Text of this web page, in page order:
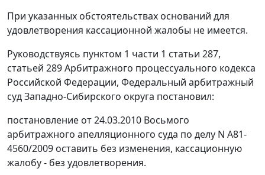
При указанных обстоятельствах оснований для
удовлетворения кассационной жалобы не имеется.
Руководствуясь пунктом 1 части 1 статьи 287,
статьей 289Арбитражного процессуального кодекса
Российской Федерации, Федеральный арбитражный
суд Западно-Сибирского округа постановил:
постановление от 24.03.2010 Восьмого
арбитражного апелляционного суда по делу N А81-
4560/2009 оставить без изменения, кассационную
жалобу - без удовлетворения.